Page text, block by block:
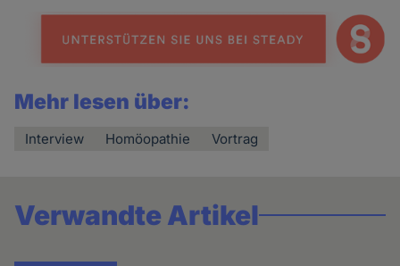
Mehr lesen über:
Interview Homöopathie Vortrag
Verwandte Artikel